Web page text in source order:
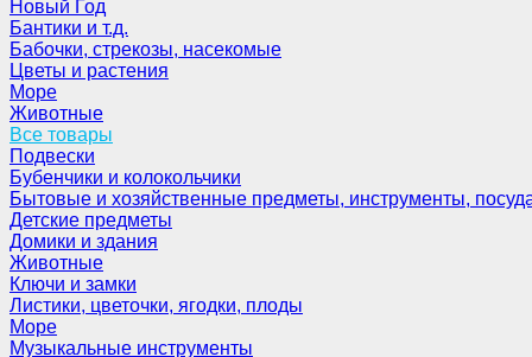
Новый Год
Бантики и т.д.
Бабочки, стрекозы, насекомые
Цветы и растения
Море
Животные
Все товары
Подвески
Бубенчики и колокольчики
Бытовые и хозяйственные предметы, инструменты,
Детские предметы
Домики и здания
Животные
Ключи и замки
Листики, цветочки, ягодки, плоды
Море
Музыкальные инструменты